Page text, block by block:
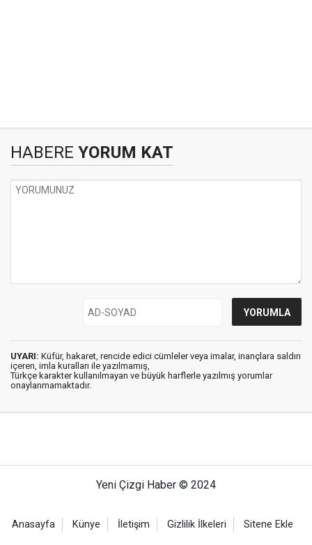
HABERE YORUM KAT
UYARI: Küfür, hakaret, rencide edici cümleler veya imalar, inançlara saldırı
içeren, imla kuralları ile yazılmamış,
Türkçe karakter kullanılmayan ve büyük harflerle yazılmış yorumlar
onaylanmamaktadır.
Yeni Çizgi Haber © 2024
Anasayfa Künye İletişim Gizlilik İlkeleri Sitene Ekle